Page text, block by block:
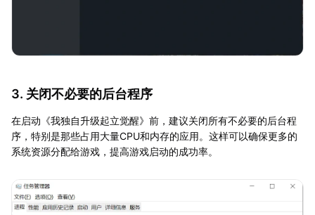
3. 关闭不必要的后台程序
在启动《我独自升级起立觉醒》前，建议关闭所有不必要的后台程
序，特别是那些占用大量CPU和内存的应用。这样可以确保更多的
系统资源分配给游戏，提高游戏启动的成功率。